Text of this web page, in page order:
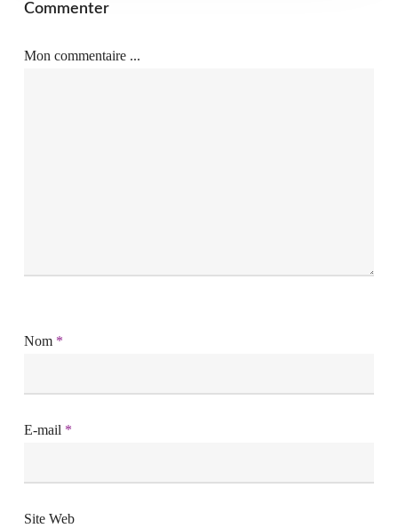
Commenter
Mon commentaire ...
Nom *
E-mail *
Site Web